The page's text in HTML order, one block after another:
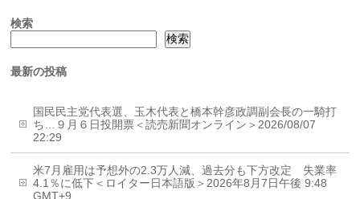
検索
検索
最新の投稿
国民民主党代表選、玉木代表と橋本幹彦政調副会長の一騎打
ち…９月６日投開票＜読売新聞オンライン＞2026/08/07
22:29
米7月雇用は予想外の2.3万人減、過去分も下方改定 失業率
4.1％に低下＜ロイター日本語版＞2026年8月7日午後 9:48
GMT+9